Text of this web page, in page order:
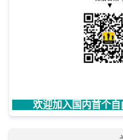
欢迎加入国内首个